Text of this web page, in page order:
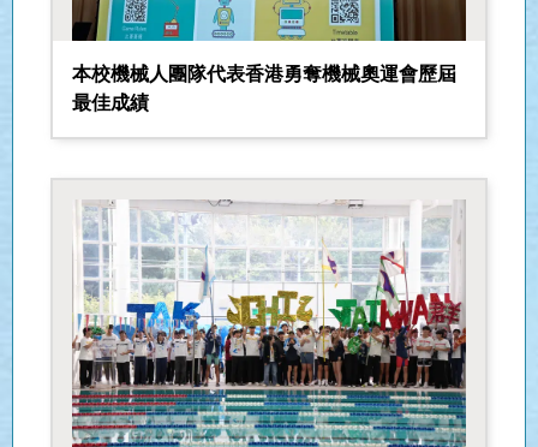
本校機械人團隊代表香港勇奪機械奧運會歷屆
最佳成績